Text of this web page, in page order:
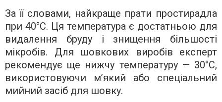
За її словами, найкраще прати простирадла
при 40°C. Ця температура є достатньою для
видалення бруду і знищення більшості
мікробів. Для шовкових виробів експерт
рекомендує ще нижчу температуру — 30°C,
використовуючи м’який або спеціальний
мийний засіб для шовку.